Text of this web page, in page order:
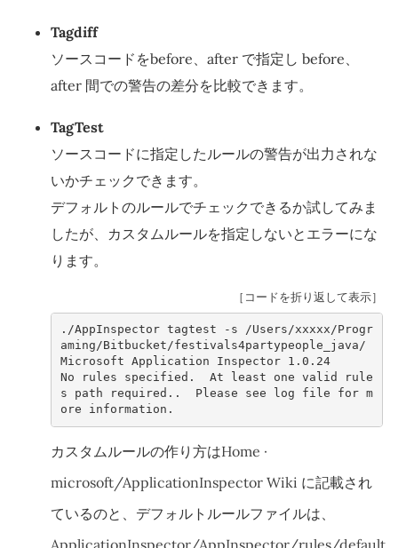
Tagdiff
ソースコードをbefore、after で指定し before、
after 間での警告の差分を比較できます。
TagTest
ソースコードに指定したルールの警告が出力されな
いかチェックできます。
デフォルトのルールでチェックできるか試してみま
したが、カスタムルールを指定しないとエラーにな
ります。
［コードを折り返して表示］
./AppInspector tagtest -s /Users/xxxxx/Progr
Microsoft Application Inspector 1.0.24
No rules specified.  At least one valid rule
s path required..  Please see log file for m
ore information.
カスタムルールの作り方はHome ·
microsoft/ApplicationInspector Wiki に記載され
ているのと、デフォルトルールファイルは、
ApplicationInspector/AppInspector/rules/default